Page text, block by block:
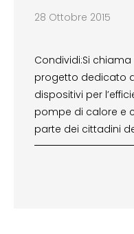
28 Ottobre 2015
Condividi:Si chiama
progetto dedicato
dispositivi per
pompe di calore e
parte dei cittadini